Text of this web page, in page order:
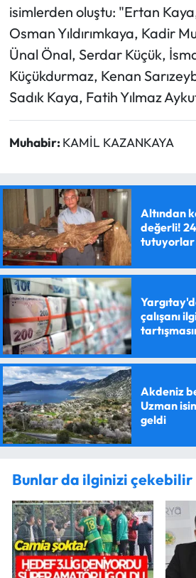
isimlerden oluştu: "Ertan
Osman Yıldırımkaya, Kadir
Ünal Önal, Serdar Küçük,
Küçükdurmaz, Kenan
Sadık Kaya, Fatih Yılmaz
Muhabir: KAMİL KAZANKAYA
Altından
değerli!
tutuyorlar
çalışanı
Akdeniz
Uzman
geldi
Bunlar da ilginizi çekebilir